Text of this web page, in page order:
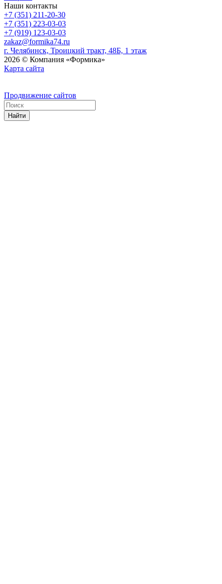
Наши контакты
+7 (351) 211-20-30
+7 (351) 223-03-03
+7 (919) 123-03-03
zakaz@formika74.ru
г. Челябинск, Троицкий тракт, 48Б, 1 этаж
2026 © Компания «Формика»
Карта сайта
Продвижение сайтов
Найти